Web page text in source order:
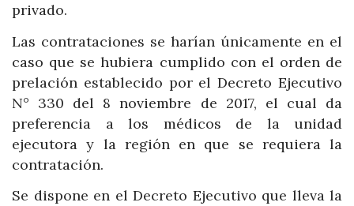
privado.
Las contrataciones se harían únicamente en el
caso que se hubiera cumplido con el orden de
prelación establecido por el Decreto Ejecutivo
N° 330 del 8 noviembre de 2017, el cual da
preferencia a los médicos de la unidad
ejecutora y la región en que se requiera la
contratación.
Se dispone en el Decreto Ejecutivo que lleva la